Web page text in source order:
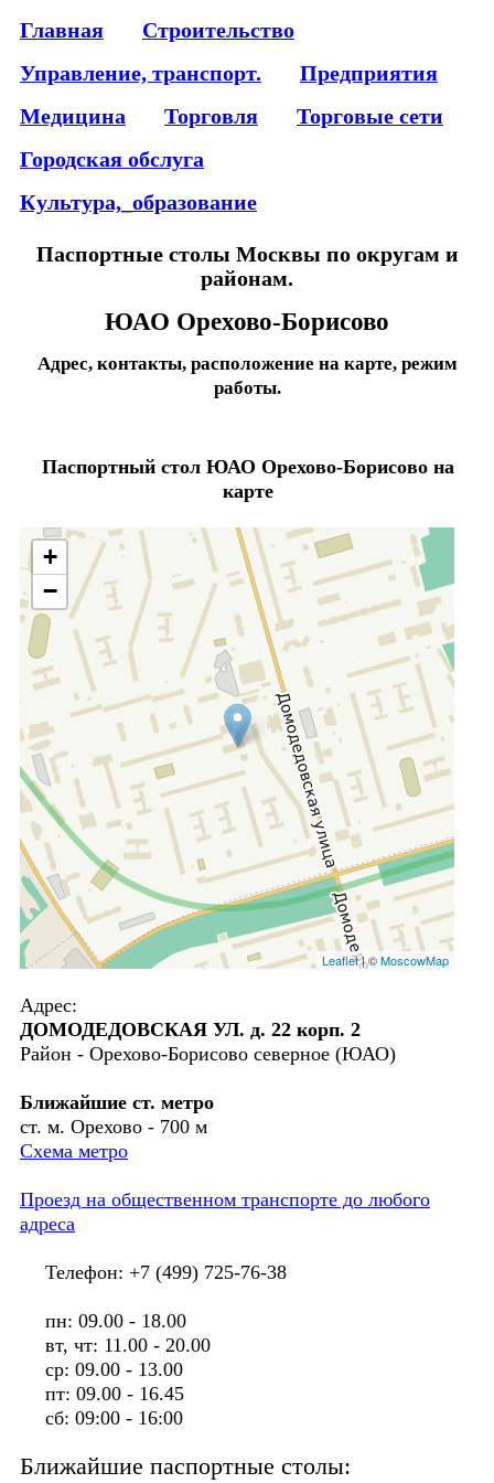
Главная
Строительство
Управление, транспорт.
Предприятия
Медицина
Торговля
Торговые сети
Городская обслуга
Культура,_образование
Паспортные столы Москвы по округам и
районам.
ЮАО Орехово-Борисово
Адрес, контакты, расположение на карте, режим
работы.
Паспортный стол ЮАО Орехово-Борисово на
карте
+
−
Leaflet| ©MoscowMap
Адрес:
ДОМОДЕДОВСКАЯ УЛ. д. 22 корп. 2
Район - Орехово-Борисово северное (ЮАО)
Ближайшие ст. метро
ст. м. Орехово - 700 м
Схема метро
Проезд на общественном транспорте до любого
адреса
Телефон: +7 (499) 725-76-38
пн: 09.00 - 18.00
вт, чт: 11.00 - 20.00
ср: 09.00 - 13.00
пт: 09.00 - 16.45
сб: 09:00 - 16:00
Ближайшие паспортные столы: